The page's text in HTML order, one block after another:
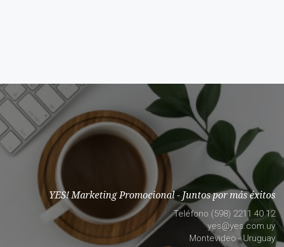
YES! Marketing Promocional - Juntos por más éxitos
Teléfono (598) 2211 40 12
yes@yes.com.uy
Montevideo - Uruguay